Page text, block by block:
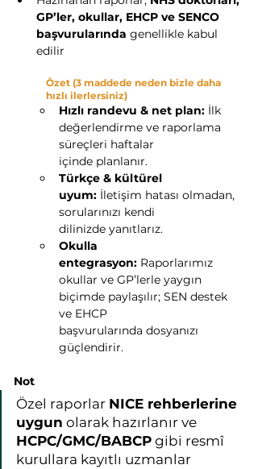
GP’ler, okullar, EHCP ve SENCO
başvurularında genellikle kabul
edilir
Özet (3 maddede neden bizle daha
hızlı ilerlersiniz)
Hızlı randevu & net plan: İlk
değerlendirme ve raporlama
süreçleri haftalar
içinde planlanır.
Türkçe & kültürel
uyum: İletişim hatası olmadan,
sorularınızı kendi
dilinizde yanıtlarız.
Okulla
entegrasyon: Raporlarımız
okullar ve GP’lerle yaygın
biçimde paylaşılır; SEN destek
ve EHCP
başvurularında dosyanızı
güçlendirir.
Not
Özel raporlar NICE rehberlerine
uygun olarak hazırlanır ve
HCPC/GMC/BABCP gibi resmî
kurullara kayıtlı uzmanlar